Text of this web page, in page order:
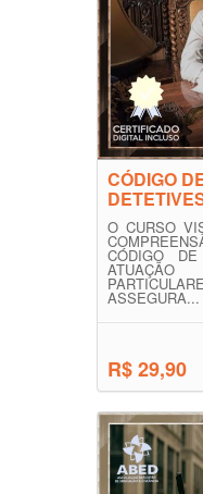
CÓDIGO
O CURSO
CÓDIGO
ASSEGURA...
R$ 29,90